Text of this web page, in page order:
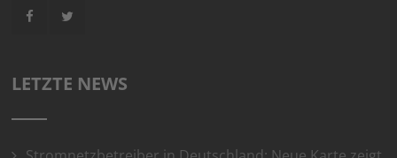
LETZTE NEWS